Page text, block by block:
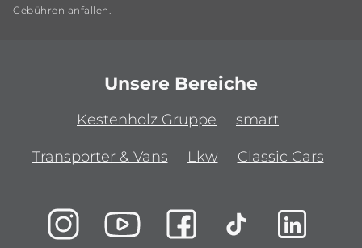
Gebühren anfallen.
Unsere Bereiche
Kestenholz Gruppe smart
Transporter & Vans Lkw Classic Cars